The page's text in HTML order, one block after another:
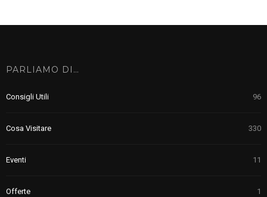
PARLIAMO DI…
Consigli Utili 96
Cosa Visitare 330
Eventi 11
Offerte 1